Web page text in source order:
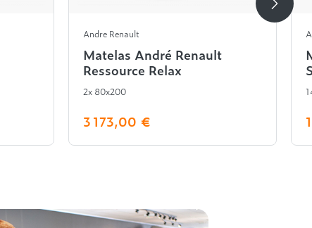
Andre Renault
Matelas André Renault
Ressource Relax
2x 80x200
3 173,00 €